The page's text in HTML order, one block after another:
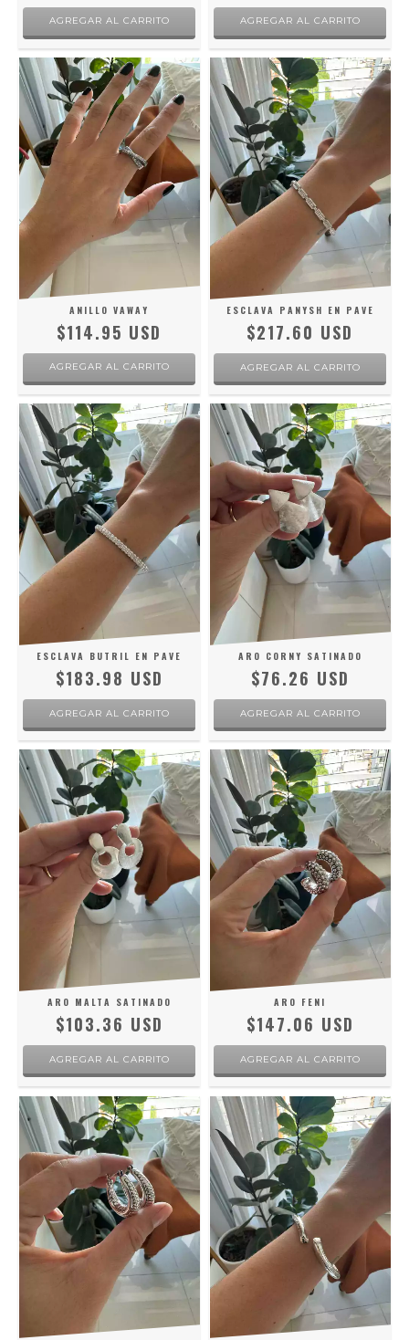
AGREGAR AL CARRITO AGREGAR AL CARRITO
ANILLO VAWAY
$114.95 USD
AGREGAR AL CARRITO
ESCLAVA PANYSH EN PAVE
$217.60 USD
ESCLAVA BUTRIL EN PAVE
$183.98 USD
ARO CORNY SATINADO
$76.26 USD
ARO MALTA SATINADO
$103.36 USD
ARO FENI
$147.06 USD